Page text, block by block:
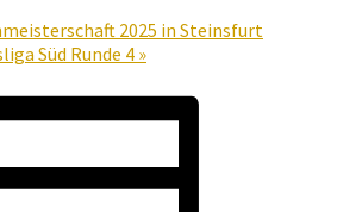
2025 in Steinsfurt
Süd Runde 4 »